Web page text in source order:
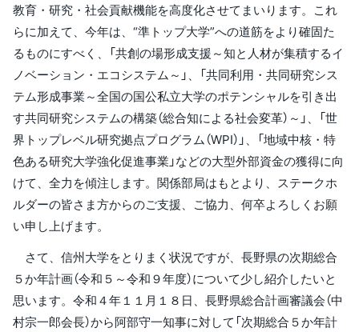
教育・研究・社会貢献機能を高度化させてまいります。これ
らに加えて、今年は、“準トップ大学”への道筋をより確固た
るものにすべく、「共創の場形成支援～知と人材が集積するイ
ノベーション・エコシステム～」、「共同利用・共同研究シス
テム形成事業～全国の国公私立大学のポテンシャルを引き出
す共同研究システムの構築（総合知による社会変革）～」、「世
界トップレベル研究拠点プログラム（WPI）」、「地域中核・特
色ある研究大学強化促進事業」などの大型外部資金の獲得に向
けて、全力を傾注します。関係部局はもとより、ステークホ
ルダーの皆さま方からのご支援、ご協力、何卒よろしくお願
い申し上げます。
さて、信州大学をとりまく状況ですが、長野県の次期総合
５か年計画（令和５～令和９年度）について少し紹介したいと
思います。令和４年１１月１８日、長野県総合計画審議会（中
村宗一郎会長）から阿部守一知事に対して「次期総合５か年計